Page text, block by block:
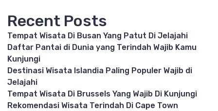
Recent Posts
Tempat Wisata Di Busan Yang Patut Di Jelajahi
Daftar Pantai di Dunia yang Terindah Wajib Kamu
Kunjungi
Destinasi Wisata Islandia Paling Populer Wajib di
Jelajahi
Tempat Wisata Di Brussels Yang Wajib Di Kunjungi
Rekomendasi Wisata Terindah Di Cape Town